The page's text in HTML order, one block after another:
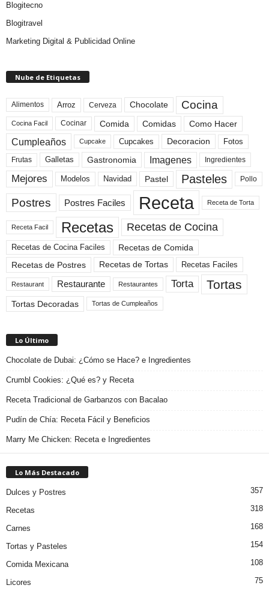
Blogitecno
Blogitravel
Marketing Digital & Publicidad Online
Nube de Etiquetas
Alimentos Arroz Cerveza Chocolate Cocina
Cocina Facil Cocinar Comida Comidas Como Hacer
Cumpleaños Cupcake Cupcakes Decoracion Fotos
Frutas Galletas Gastronomia Imagenes Ingredientes
Mejores Modelos Navidad Pastel Pasteles Pollo
Postres Postres Faciles Receta Receta de Torta
Receta Facil Recetas Recetas de Cocina
Recetas de Cocina Faciles
Recetas de Comida
Recetas de Postres
Recetas de Tortas Recetas Faciles
Restaurant Restaurante Restaurantes Torta Tortas
Tortas Decoradas Tortas de Cumpleaños
Lo Último
Chocolate de Dubai: ¿Cómo se Hace? e Ingredientes
Crumbl Cookies: ¿Qué es? y Receta
Receta Tradicional de Garbanzos con Bacalao
Pudín de Chía: Receta Fácil y Beneficios
Marry Me Chicken: Receta e Ingredientes
Lo Más Destacado
Dulces y Postres 357
Recetas 318
Carnes 168
Tortas y Pasteles 154
Comida Mexicana 108
Licores 75